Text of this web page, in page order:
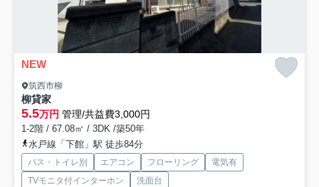
NEW
筑西市柳
柳貸家
5.5万円 管理/共益費3,000円
1-2階 / 67.08㎡ / 3DK /築50年
水戸線「下館」駅 徒歩84分
バス・トイレ別 エアコン フローリング
電気有
TVモニタ付インターホン
洗面台